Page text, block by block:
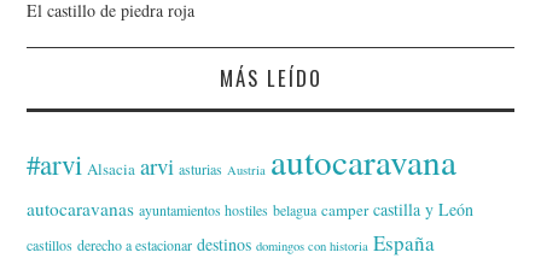
El castillo de piedra roja
MÁS LEÍDO
#arvi Alsacia arvi asturias Austria autocaravana
autocaravanas ayuntamientos hostiles belagua camper castilla y León
castillos derecho a estacionar destinos domingos con historia España